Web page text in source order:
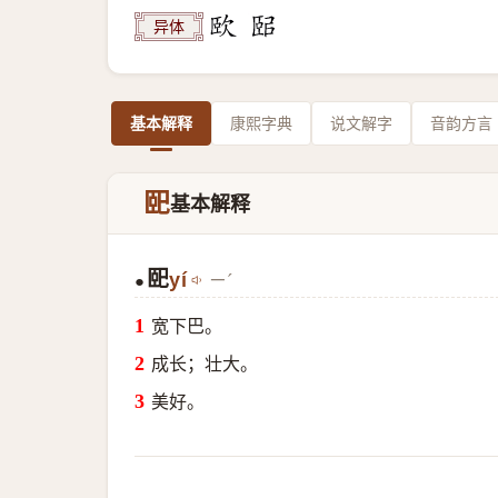
异体
基本解释 康熙字典 说文解字 音韵方言
巸基本解释
● 巸yí ㄧˊ
宽下巴。
成长；壮大。
美好。